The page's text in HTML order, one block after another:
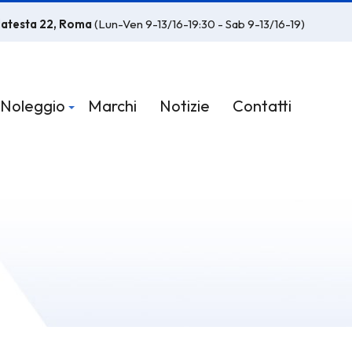
22, Roma (Lun-Ven 9-13/16-19:30 - Sab 9-13/16-19)
Noleggio Marchi Notizie Contatti